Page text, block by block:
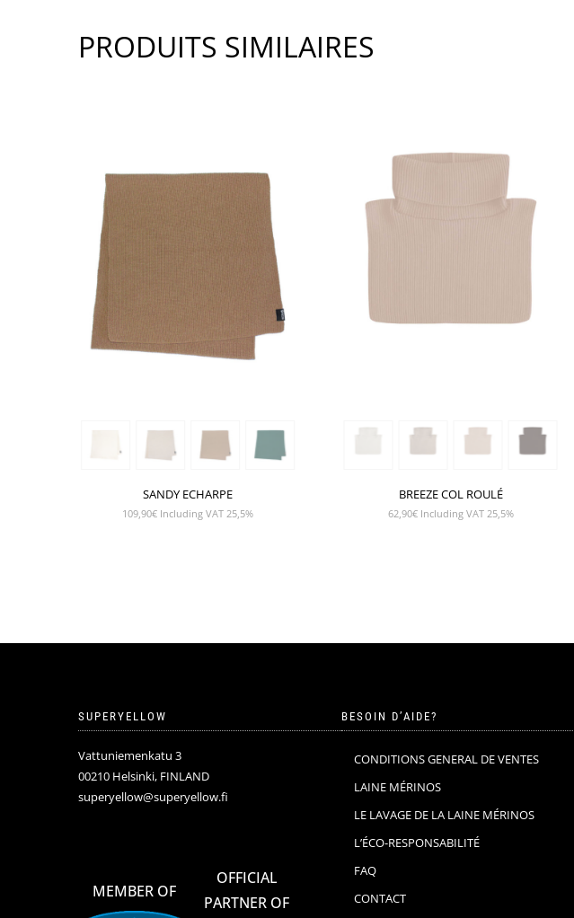
PRODUITS SIMILAIRES
SANDY ECHARPE
109,90€ Including VAT 25,5%
BREEZE COL ROULÉ
62,90€ Including VAT 25,5%
SUPERYELLOW
Vattuniemenkatu 3
00210 Helsinki, FINLAND
superyellow@superyellow.fi
MEMBER OF
OFFICIAL
PARTNER OF
BESOIN D’AIDE?
CONDITIONS GENERAL DE VENTES
LAINE MÉRINOS
LE LAVAGE DE LA LAINE MÉRINOS
L’ÉCO-RESPONSABILITÉ
FAQ
CONTACT